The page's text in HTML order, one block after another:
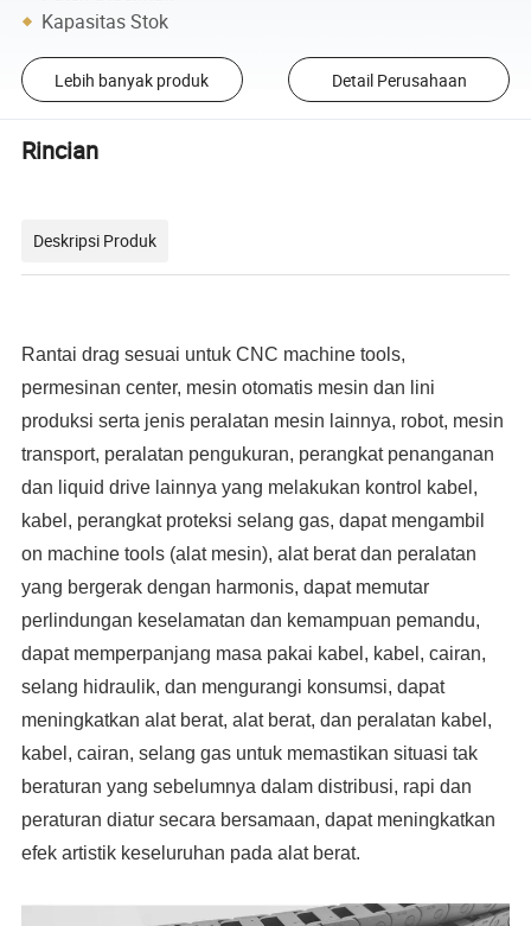
Kapasitas Stok
Lebih banyak produk Detail Perusahaan
Rincian
Deskripsi Produk
Rantai drag sesuai untuk CNC machine tools,
permesinan center, mesin otomatis mesin dan lini
produksi serta jenis peralatan mesin lainnya, robot, mesin
transport, peralatan pengukuran, perangkat penanganan
dan liquid drive lainnya yang melakukan kontrol kabel,
kabel, perangkat proteksi selang gas, dapat mengambil
on machine tools (alat mesin), alat berat dan peralatan
yang bergerak dengan harmonis, dapat memutar
perlindungan keselamatan dan kemampuan pemandu,
dapat memperpanjang masa pakai kabel, kabel, cairan,
selang hidraulik, dan mengurangi konsumsi, dapat
meningkatkan alat berat, alat berat, dan peralatan kabel,
kabel, cairan, selang gas untuk memastikan situasi tak
beraturan yang sebelumnya dalam distribusi, rapi dan
peraturan diatur secara bersamaan, dapat meningkatkan
efek artistik keseluruhan pada alat berat.